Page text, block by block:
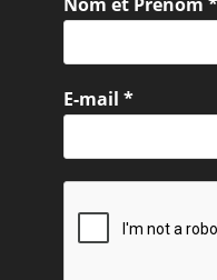
Nom et Prénom*
E-mail*